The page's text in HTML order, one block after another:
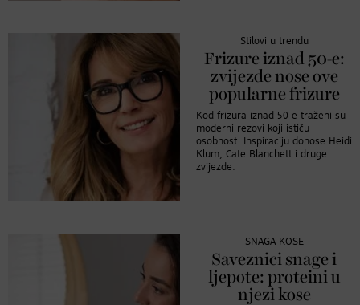
Stilovi u trendu
Frizure iznad 50-e:
zvijezde nose ove
popularne frizure
Kod frizura iznad 50-e traženi su
moderni rezovi koji ističu
osobnost. Inspiraciju donose Heidi
Klum, Cate Blanchett i druge
zvijezde.
SNAGA KOSE
Saveznici snage i
ljepote: proteini u
njezi kose